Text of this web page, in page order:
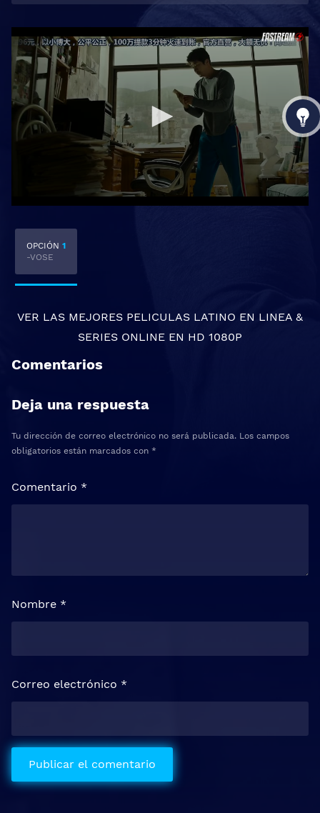
OPCIÓN 1
-VOSE
VER LAS MEJORES PELICULAS LATINO EN LINEA &
SERIES ONLINE EN HD 1080P
Comentarios
Deja una respuesta
Tu dirección de correo electrónico no será publicada. Los campos
obligatorios están marcados con *
Comentario *
Nombre *
Correo electrónico *